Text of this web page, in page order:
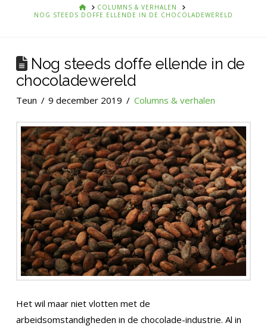
HOMECOLUMNS & VERHALEN
NOG STEEDS DOFFE ELLENDE IN DE CHOCOLADEWERELD
Nog steeds doffe ellende in de
chocoladewereld
Teun 9 december 2019 Columns & verhalen
Het wil maar niet vlotten met de
arbeidsomstandigheden in de chocolade-industrie. Al in